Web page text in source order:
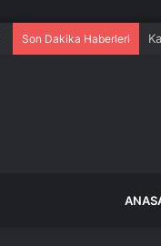
Son Dakika Haberleri